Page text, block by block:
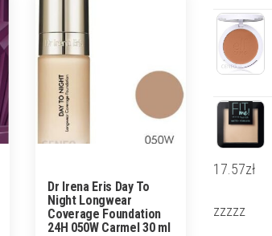
Dr Irena Eris Day To
Night Longwear
Coverage Foundation
24H 050W Carmel 30 ml
17.57zł
zzzzz